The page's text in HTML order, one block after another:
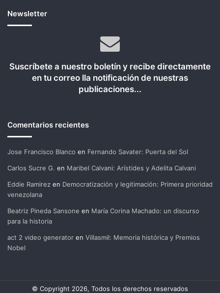
Newsletter
Suscríbete a nuestro boletín y recibe directamente
en tu correo lla notificación de nuestras
publicaciones...
Comentarios recientes
Jose Francisco Blanco en Fernando Savater: Puerta del Sol
Carlos Sucre G. en Maribel Calvani: Arístides y Adelita Calvani
Eddie Ramirez en Democratización y legitimación: Primera prioridad
venezolana
Beatriz Pineda Sansone en María Corina Machado: un discurso
para la historia
act 2 video generator en Villasmil: Memoria histórica y Premios
Nobel
© Copyright 2026, Todos los derechos reservados